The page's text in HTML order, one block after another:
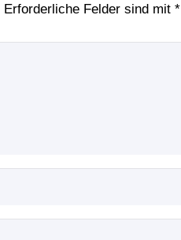
Erforderliche Felder sind mit *